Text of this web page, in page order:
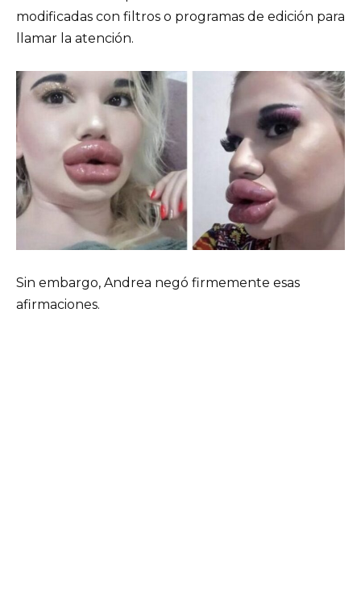
modificadas con filtros o programas de edición para
llamar la atención.
Sin embargo, Andrea negó firmemente esas
afirmaciones.